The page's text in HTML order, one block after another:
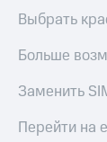
Выбрать
Больше
Заменить
Перейти на